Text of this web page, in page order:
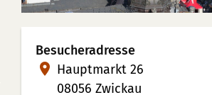
Besucheradresse
Hauptmarkt 26
08056 Zwickau